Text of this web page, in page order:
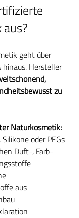
geht über
hinaus. Hersteller
zu
Naturkosmetik:
oder PEGs
Duft-, Farb-
aus